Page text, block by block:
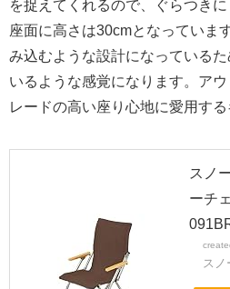
を捉えてくれるので、ぐらつきに
座面に高さは30cmとなっていま
み込むような設計になっている
いるような感覚になります。ア
レードの高い座り心地に愛用する
スノ
ーチ
ス